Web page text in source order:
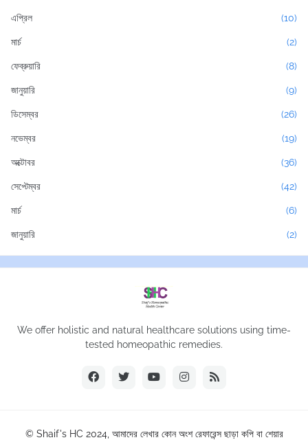
এপ্রিল (10)
মার্চ (2)
ফেব্রুয়ারি (8)
জানুয়ারি (9)
ডিসেম্বর (26)
নভেম্বর (19)
অক্টোবর (36)
সেপ্টেম্বর (42)
মার্চ (6)
জানুয়ারি (2)
We offer holistic and natural healthcare solutions using time-
tested homeopathic remedies.
© Shaif's HC 2024, আমাদের লেখার কোন অংশ রেফারেন্স ছাড়া কপি বা শেয়ার